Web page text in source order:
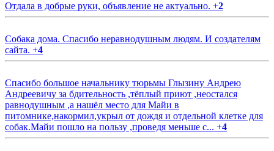
Отдала в добрые руки, объявление не актуально. +2
Собака дома. Спасибо неравнодушным людям. И создателям
сайта. +4
Спасибо большое начальнику тюрьмы Глызину Андрею
Андреевичу за бдительность ,тёплый приют ,неостался
равнодушным ,а нашёл место для Майи в
питомнике,накормил,укрыл от дождя и отдельной клетке для
собак.Майи пошло на пользу ,проведя меньше с... +4